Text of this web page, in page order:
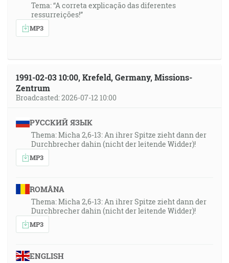
Tema: “A correta explicação das diferentes
ressurreições!”
MP3
1991-02-03 10:00, Krefeld, Germany, Missions-
Zentrum
Broadcasted: 2026-07-12 10:00
РУССКИЙ ЯЗЫК
Thema: Micha 2,6-13: An ihrer Spitze zieht dann der
Durchbrecher dahin (nicht der leitende Widder)!
MP3
ROMÂNA
Thema: Micha 2,6-13: An ihrer Spitze zieht dann der
Durchbrecher dahin (nicht der leitende Widder)!
MP3
ENGLISH